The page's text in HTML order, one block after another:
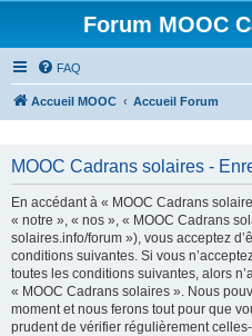
Forum MOOC
FAQ
Accueil MOOC Accueil Forum
MOOC Cadrans solaires -
En accédant à « MOOC Cadrans
« notre », « nos », « MOOC Cadrans
solaires.info/forum »), vous acceptez
conditions suivantes. Si vous
toutes les conditions suivantes, alors
« MOOC Cadrans solaires ». Nous
moment et nous ferons tout pour que
prudent de vérifier régulièrement